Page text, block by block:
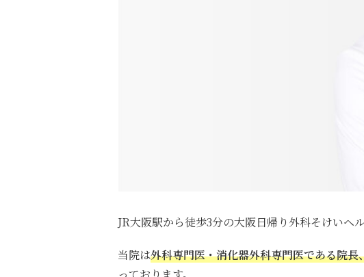
JR大阪駅から徒歩3分の大阪日帰り外科そけいヘ
当院は外科専門医・消化器外科専門医である院